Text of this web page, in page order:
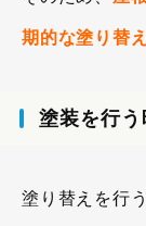
期的な塗り替
塗装を行う
塗り替えを行